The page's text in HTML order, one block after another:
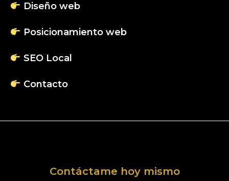
Diseño web
Posicionamiento web
SEO Local
Contacto
Contáctame hoy mismo